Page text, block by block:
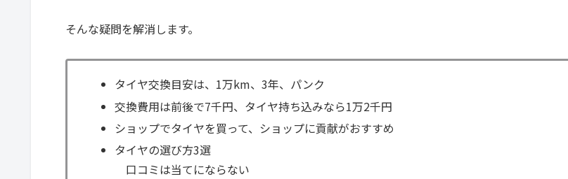
そんな疑問を解消します。
タイヤ交換目安は、1万km、3年、パンク
交換費用は前後で7千円、タイヤ持ち込みなら1万2千円
ショップでタイヤを買って、ショップに貢献がおすすめ
タイヤの選び方3選
口コミは当てにならない